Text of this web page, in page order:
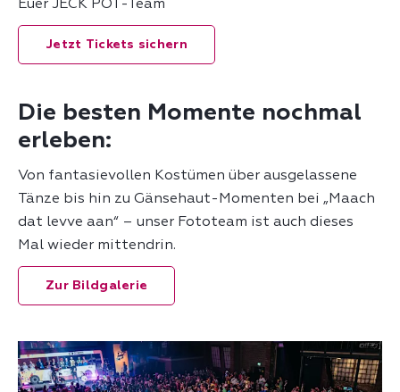
Euer JECK POT-Team
Jetzt Tickets sichern
Die besten Momente nochmal
erleben:
Von fantasievollen Kostümen über ausgelassene
Tänze bis hin zu Gänsehaut-Momenten bei „Maach
dat levve aan“ – unser Fototeam ist auch dieses
Mal wieder mittendrin.
Zur Bildgalerie